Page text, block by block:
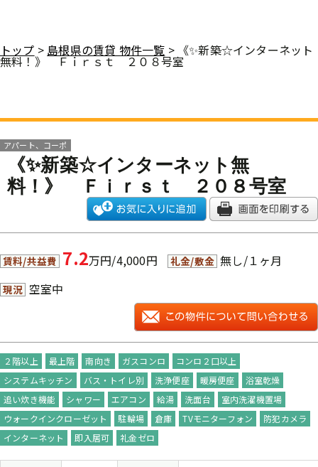
トップ > 島根県の賃貸 物件一覧 > 《✨新築☆インターネット
無料！》 Ｆｉｒｓｔ ２０８号室
アパート、コーポ
《✨新築☆インターネット無
料！》 Ｆｉｒｓｔ ２０８号室
賃料/共益費 7.2万円/4,000円 礼金/敷金 無し/１ヶ月
現況 空室中
２階以上 最上階 南向き ガスコンロ
コンロ２口以上
システムキッチン
バス・トイレ別 洗浄便座 暖房便座
浴室乾燥
追い炊き機能
シャワー エアコン 給湯 洗面台
室内洗濯機置場
ウォークインクローゼット
駐輪場 倉庫 TVモニターフォン
防犯カメラ
インターネット
即入居可 礼金ゼロ